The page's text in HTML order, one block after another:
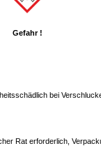
Gefahr !
bei
Rat erforderlich,